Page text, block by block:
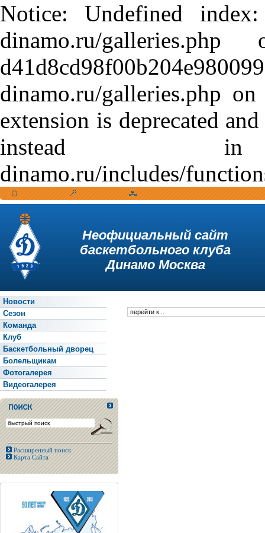
Notice: Undefined
dinamo.ru/
dinamo.ru/galleries.php
extension is deprecated
instead in /var/
dinamo.ru/includes/
Неофициальный сайт
баскетбольного клуба
Динамо Москва
Новости
Сезон
Команда
Клуб
Баскетбольный дворец
Болельщикам
Фотогалерея
Видеогалерея
Расширенный поиск
Карта Сайта